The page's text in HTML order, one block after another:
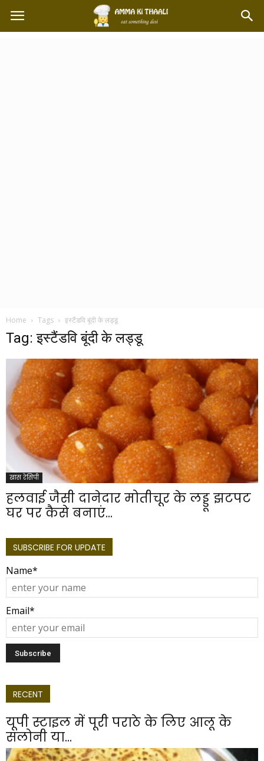
Home Tags इस्टैंडवि बूंदी के लड्डू
Tag: इस्टैंडवि बूंदी के लड्डू
खास रेसिपी
हलवाई जैसी दानेदार मोतीचूर के लड्डू झटपट
घर पर कैसे बनाएं...
SUBSCRIBE FOR UPDATE
Name*
Email*
RECENT
यूपी स्टाइल में पूरी पराठे के लिए आलू के
सलोनी या...